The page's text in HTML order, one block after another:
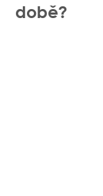
době?